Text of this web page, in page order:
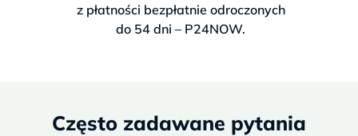
z płatności bezpłatnie odroczonych
do 54 dni – P24NOW.
Często zadawane pytania